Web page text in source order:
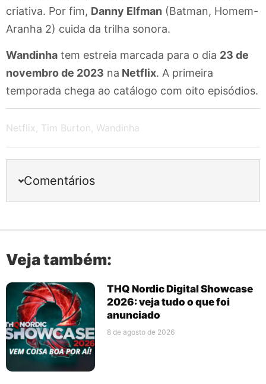
criativa. Por fim, Danny Elfman (Batman, Homem-
Aranha 2) cuida da trilha sonora.
Wandinha tem estreia marcada para o dia 23 de
novembro de 2023 na Netflix. A primeira
temporada chega ao catálogo com oito episódios.
Netflix , Tim Burton, Wandinha
Comentários
Veja também:
THQ Nordic Digital Showcase
2026: veja tudo o que foi
anunciado
8 de agosto de 2026